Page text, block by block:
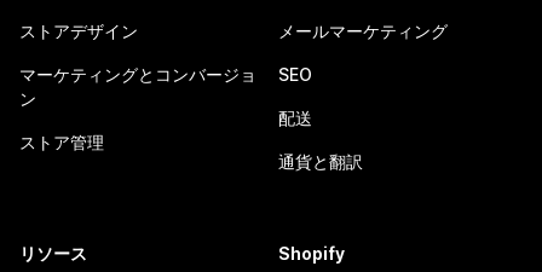
ストアデザイン
マーケティングとコンバージョ
ン
ストア管理
メールマーケティング
SEO
配送
通貨と翻訳
リソース Shopify